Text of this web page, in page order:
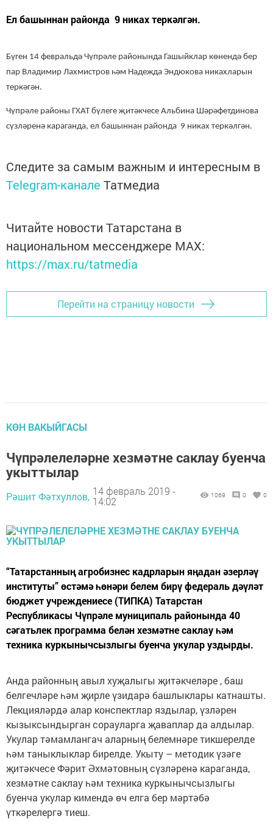
Ел башыннан районда 9 никах теркәлгән.
Бүген 14 февральдә Чүпрәле районында Гашыйклар көнендә бер
пар Владимир Лахмистров һәм Надежда Эндюкова никахларын
теркәгән.
Чүпрәле районы ГХАТ бүлеге җитәкчесе Альбина Шәрәфетдинова
сүзләренә караганда, ел башыннан районда 9 никах теркәлгән.
Следите за самым важным и интересным в
Telegram-канале Татмедиа
Читайте новости Татарстана в
национальном мессенджере MАХ:
https://max.ru/tatmedia
Перейти на страницу новости
КӨН ВАКЫЙГАСЫ
Чүпрәлелеләрне хезмәтне саклау буенча
укыттылар
Рәшит Фәтхуллов, 14 февраль 2019 -
14:02
1069 0 0
“Татарстанның агробизнес кадрларын яңадан әзерләү
институты” өстәмә һөнәри белем бирү федераль дәүләт
бюджет учреждениесе (ТИПКА) Татарстан
Республикасы Чүпрәле муниципаль районында 40
сәгатьлек программа белән хезмәтне саклау һәм
техника куркынычсызлыгы буенча укулар уздырды.
Анда районның авыл хуҗалыгы җитәкчеләре , баш
белгечләре һәм җирле үзидарә башлыклары катнашты.
Лекцияләрдә алар конспектлар яздылар, үзләрен
кызыксындырган сорауларга җаваплар да алдылар.
Укулар тәмамлангач аларның белемнәре тикшерелде
һәм таныклыклар бирелде. Укыту – методик үзәге
җитәкчесе Фәрит Әхмәтовның сүзләренә караганда,
хезмәтне саклау һәм техника куркынычсызлыгы
буенча укулар кимендә өч елга бер мәртәбә
үткәрелергә тиеш.